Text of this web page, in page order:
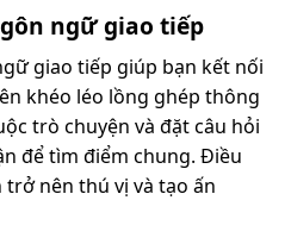
ngữ giao tiếp
giao tiếp giúp bạn kết nối
khéo léo lồng ghép thông
trò chuyện và đặt câu hỏi
để tìm điểm chung. Điều
nên thú vị và tạo ấn